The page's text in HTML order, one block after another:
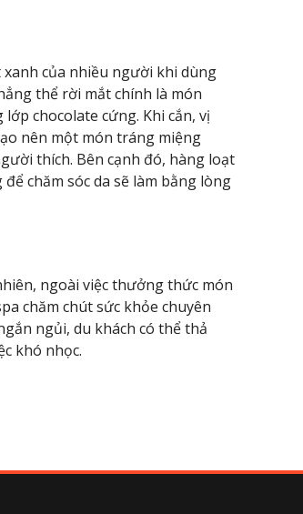
của nhiều người khi dùng
thể rời mắt chính là món
chocolate cứng. Khi cắn, vị
nên một món tráng miệng
thích. Bên cạnh đó, hàng loạt
chăm sóc da sẽ làm bằng lòng
ngoài việc thưởng thức món
chăm chút sức khỏe chuyên
ngủi, du khách có thể thả
khó nhọc.